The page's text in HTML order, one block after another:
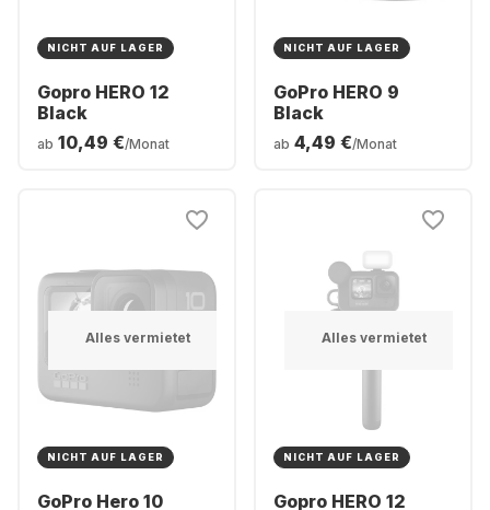
NICHT AUF LAGER
Gopro HERO 12
Black
ab 10,49 €/Monat
NICHT AUF LAGER
GoPro HERO 9
Black
ab 4,49 €/Monat
Alles vermietet
NICHT AUF LAGER
GoPro Hero 10
Alles vermietet
NICHT AUF LAGER
Gopro HERO 12